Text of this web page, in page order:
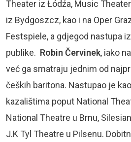
Theater iz Łódźa, Music
iz Bydgoszcz, kao i na Oper
Festspiele, a gdjegod nastupa
publike. Robin Červinek, iako
već ga smatraju jednim od
čeških baritona. Nastupao je
kazalištima poput National
National Theatre u Brnu,
J.K Tyl Theatre u Pilsenu.